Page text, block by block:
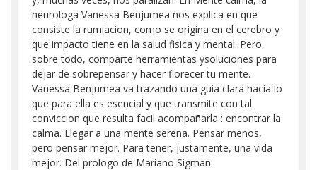
neurologa Vanessa Benjumea nos explica en que
consiste la rumiacion, como se origina en el cerebro y
que impacto tiene en la salud fisica y mental. Pero,
sobre todo, comparte herramientas ysoluciones para
dejar de sobrepensar y hacer florecer tu mente.
Vanessa Benjumea va trazando una guia clara hacia lo
que para ella es esencial y que transmite con tal
conviccion que resulta facil acompañarla : encontrar la
calma. Llegar a una mente serena. Pensar menos,
pero pensar mejor. Para tener, justamente, una vida
mejor. Del prologo de Mariano Sigman